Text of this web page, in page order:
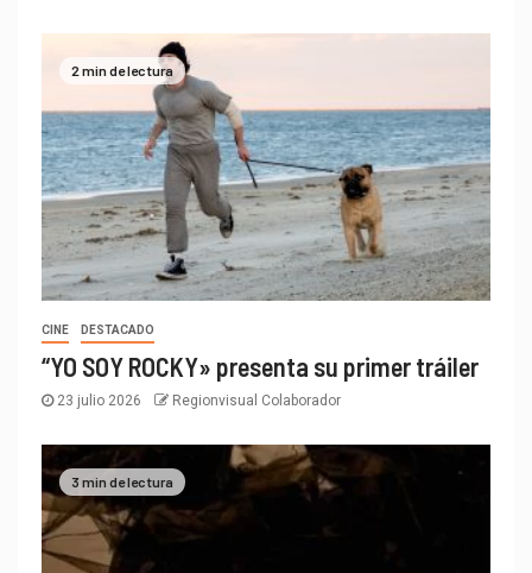
2 min de lectura
CINE DESTACADO
“YO SOY ROCKY» presenta su primer tráiler
23 julio 2026 Regionvisual Colaborador
3 min de lectura